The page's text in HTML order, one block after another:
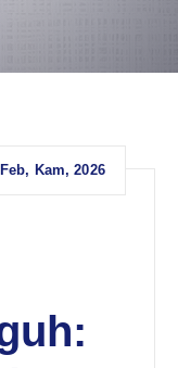
Feb, Kam, 2026